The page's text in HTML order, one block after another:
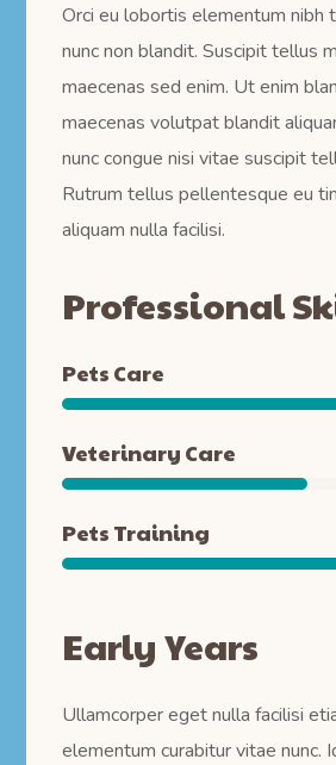
Orci eu lobortis elementum nibh
nunc non blandit. Suscipit tellus
maecenas sed enim. Ut enim
maecenas volutpat blandit
nunc congue nisi vitae suscipit
Rutrum tellus pellentesque eu
aliquam nulla facilisi.
Professional
Pets Care
Veterinary Care
Pets Training
Early Years
Ullamcorper eget nulla facilisi
elementum curabitur vitae nunc.